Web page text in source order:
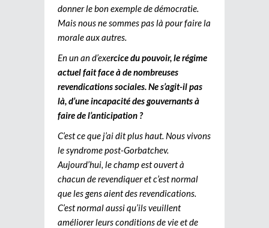
donner le bon exemple de démocratie.
Mais nous ne sommes pas là pour faire la
morale aux autres.
En un an d’exercice du pouvoir, le régime
actuel fait face à de nombreuses
revendications sociales. Ne s’agit-il pas
là, d’une incapacité des gouvernants à
faire de l’anticipation ?
C’est ce que j’ai dit plus haut. Nous vivons
le syndrome post-Gorbatchev.
Aujourd’hui, le champ est ouvert à
chacun de revendiquer et c’est normal
que les gens aient des revendications.
C’est normal aussi qu’ils veuillent
améliorer leurs conditions de vie et de